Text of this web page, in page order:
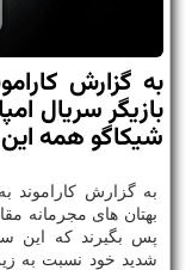
بازیگر سریال
شیكاگو همه این
به گزارش كاراموند
بهتان های مجرمانه
پس بگیرند كه این
شدید خود نسبت به